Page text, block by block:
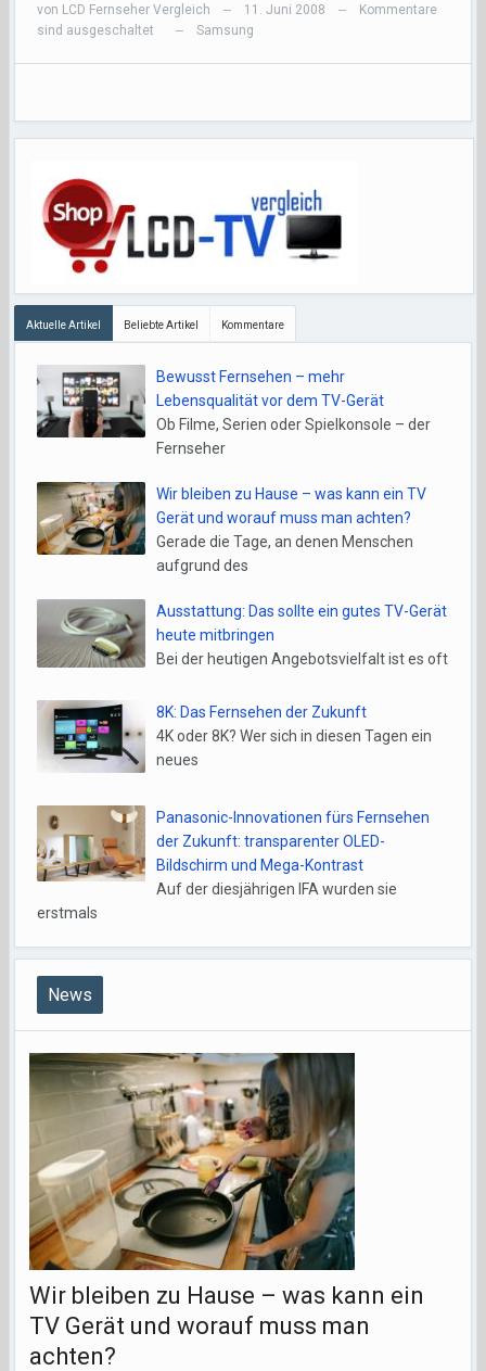
von LCD Fernseher Vergleich — 11. Juni 2008 —
Kommentare
sind ausgeschaltet
— Samsung
Aktuelle Artikel Beliebte Artikel Kommentare
Bewusst Fernsehen – mehr
Lebensqualität vor dem TV-Gerät
Ob Filme, Serien oder Spielkonsole – der
Fernseher
Wir bleiben zu Hause – was kann ein TV
Gerät und worauf muss man achten?
Gerade die Tage, an denen Menschen
aufgrund des
Ausstattung: Das sollte ein gutes TV-Gerät
heute mitbringen
Bei der heutigen Angebotsvielfalt ist es oft
8K: Das Fernsehen der Zukunft
4K oder 8K? Wer sich in diesen Tagen ein
neues
Panasonic-Innovationen fürs Fernsehen
der Zukunft: transparenter OLED-
Bildschirm und Mega-Kontrast
Auf der diesjährigen IFA wurden sie
erstmals
News
Wir bleiben zu Hause – was kann ein
TV Gerät und worauf muss man
achten?